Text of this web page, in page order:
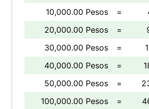
10,000.00 Pesos
=
20,000.00 Pesos
=
30,000.00 Pesos
=
40,000.00 Pesos
=
50,000.00 Pesos
=
100,000.00 Pesos
=